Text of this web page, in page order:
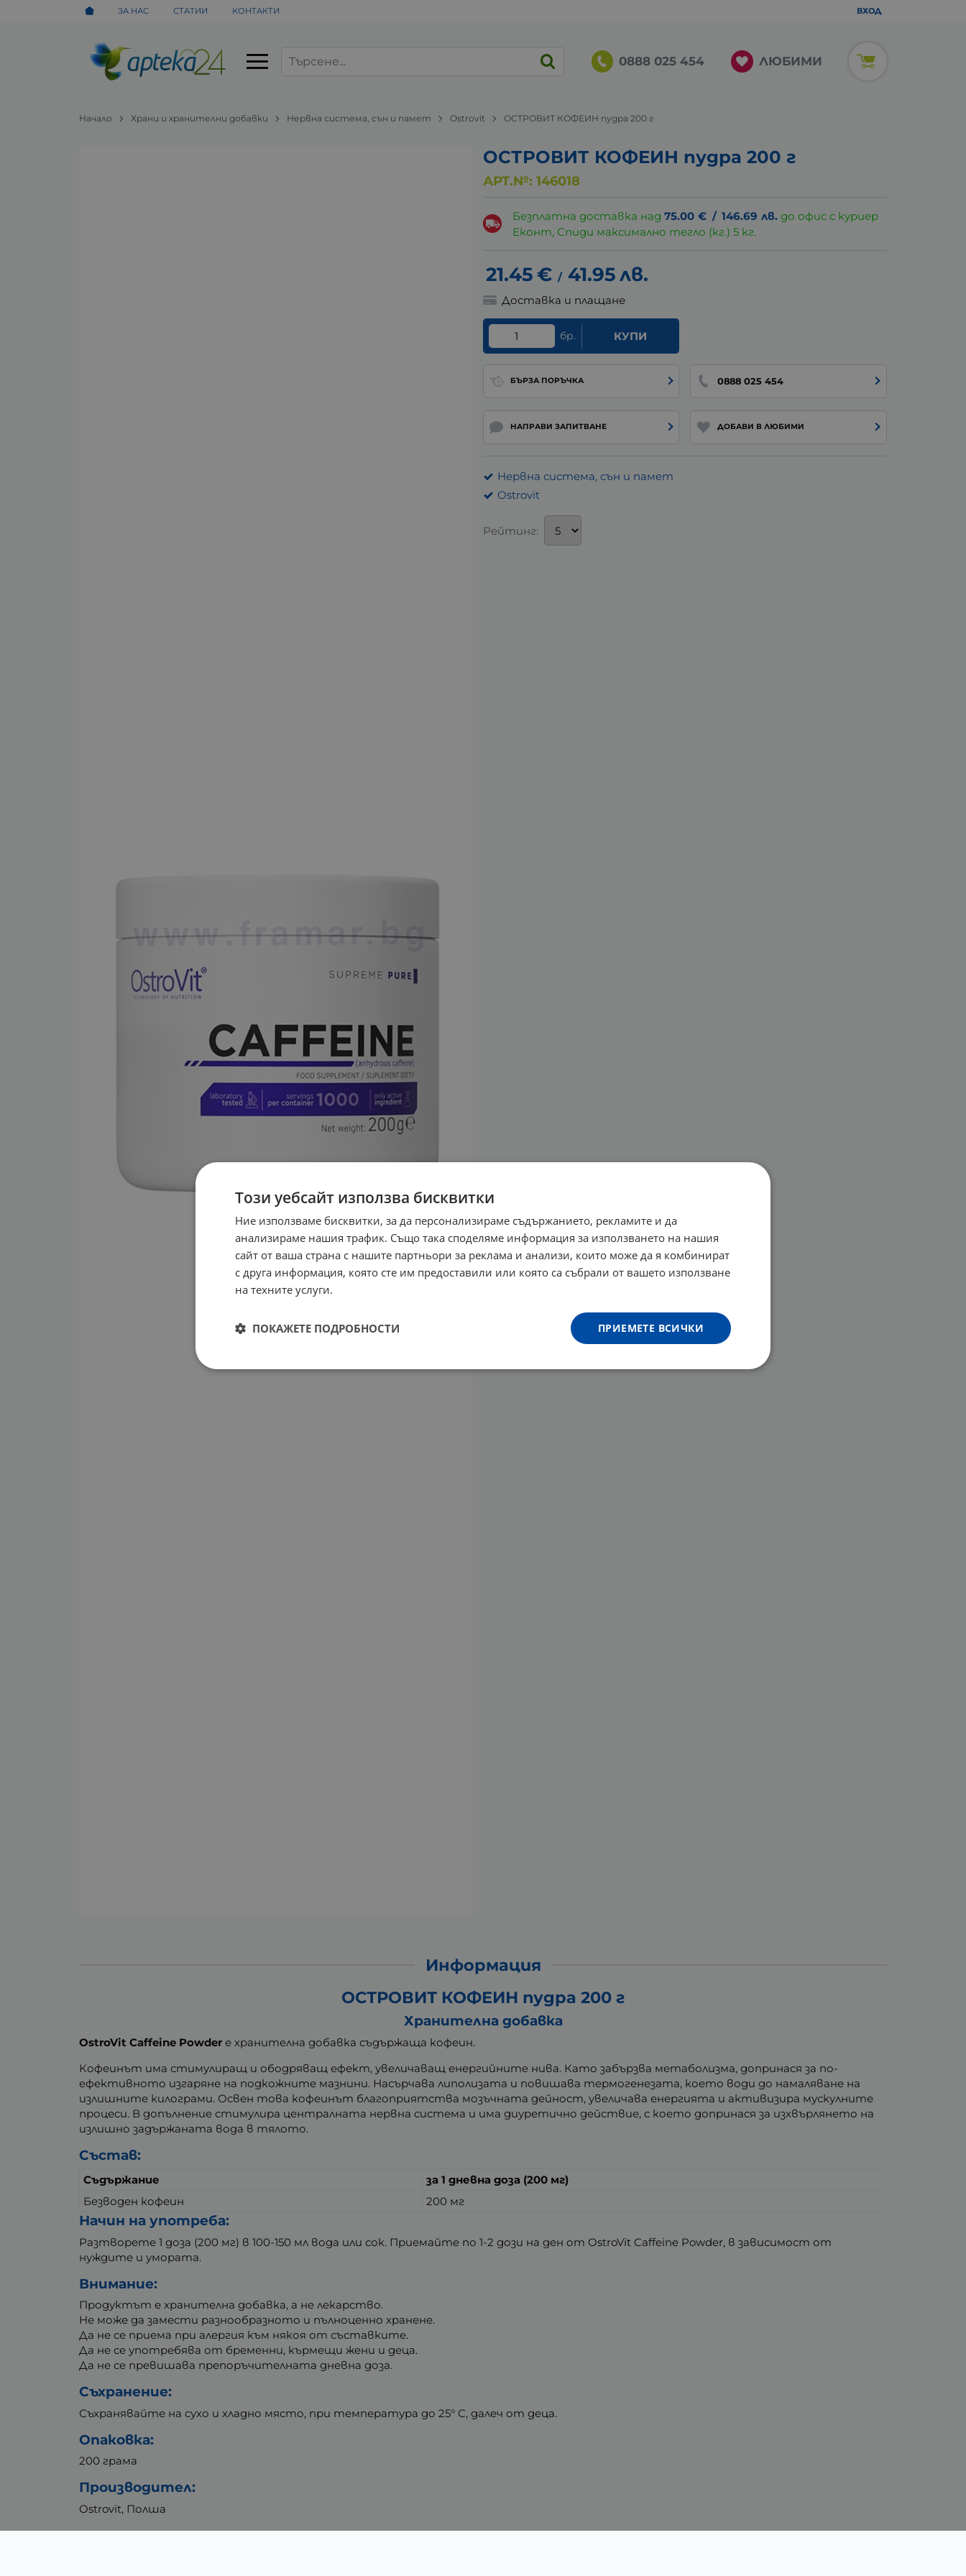
ЗА НАС СТАТИИ КОНТАКТИ ВХОД
0888 025 454 ЛЮБИМИ
Начало Храни и хранителни добавки Нервна система, сън и памет Ostrovit ОСТРОВИТ КОФЕИН пудра 200 г
ОСТРОВИТ КОФЕИН пудра 200 г
АРТ.№: 146018
Безплатна доставка над75.00 € / 146.69 лв. до офис с куриер
Еконт, Спиди максимално тегло (кг.) 5 кг.
21.45€ / 41.95лв.
Доставка и плащане
бр. КУПИ
БЪРЗА ПОРЪЧКА 0888 025 454
НАПРАВИ ЗАПИТВАНЕ ДОБАВИ В ЛЮБИМИ
Нервна система, сън и памет
Ostrovit
Рейтинг:
Информация
ОСТРОВИТ КОФЕИН пудра 200 г
Хранителна добавка
OstroVit Caffeine Powder е хранителна добавка съдържаща кофеин.
Кофеинът има стимулиращ и ободряващ ефект, увеличаващ енергийните нива. Като забързва метаболизма, допринася за по-
ефективното изгаряне на подкожните мазнини. Насърчава липолизата и повишава термогенезата, което води до намаляване на
излишните килограми. Освен това кофеинът благоприятства мозъчната дейност, увеличава енергията и активизира мускулните
процеси. В допълнение стимулира централната нервна система и има диуретично действие, с което допринася за изхвърлянето на
излишно задържаната вода в тялото.
Състав:
Съдържание
за 1 дневна доза (200 мг)
Безводен кофеин
200 мг
Начин на употреба:
Разтворете 1 доза (200 мг) в 100-150 мл вода или сок. Приемайте по 1-2 дози на ден от OstroVit Caffeine Powder, в зависимост от
нуждите и умората.
Внимание:
Продуктът е хранителна добавка, а не лекарство.
Не може да замести разнообразното и пълноценно хранене.
Да не се приема при алергия към някоя от съставките.
Да не се употребява от бременни, кърмещи жени и деца.
Да не се превишава препоръчителната дневна доза.
Съхранение:
Съхранявайте на сухо и хладно място, при температура до 25° C, далеч от деца.
Опаковка:
200 грама
Производител:
Ostrovit, Полша
Този уебсайт използва бисквитки
Ние използваме бисквитки, за да персонализираме съдържанието, рекламите и да
анализираме нашия трафик. Също така споделяме информация за използването на нашия
сайт от ваша страна с нашите партньори за реклама и анализи, които може да я комбинират
с друга информация, която сте им предоставили или която са събрали от вашето използване
на техните услуги.
ПРИЕМЕТЕ ВСИЧКИ
ПОКАЖЕТЕ ПОДРОБНОСТИ